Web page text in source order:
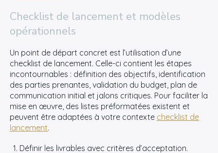
Checklist de lancement et modèles
opérationnels
Un point de départ concret est l’utilisation d’une
checklist de lancement. Celle-ci contient les étapes
incontournables : définition des objectifs, identification
des parties prenantes, validation du budget, plan de
communication initial et jalons critiques. Pour faciliter la
mise en œuvre, des listes préformatées existent et
peuvent être adaptées à votre contexte checklist de
lancement.
Définir les livrables avec critères d’acceptation.